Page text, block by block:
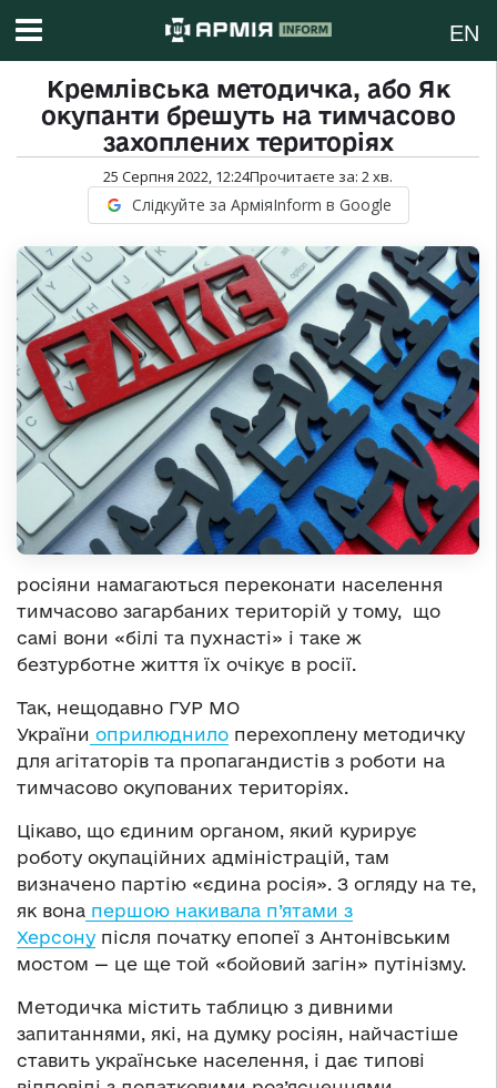
EN
Кремлівська методичка, або Як
окупанти брешуть на тимчасово
захоплених територіях
25 Серпня 2022, 12:24Прочитаєте за: 2хв.
Слідкуйте за АрміяInform в Google
росіяни намагаються переконати населення
тимчасово загарбаних територій у тому, що
самі вони «білі та пухнасті» і таке ж
безтурботне життя їх очікує в росії.
Так, нещодавно ГУР МО
України оприлюднило перехоплену методичку
для агітаторів та пропагандистів з роботи на
тимчасово окупованих територіях.
Цікаво, що єдиним органом, який курирує
роботу окупаційних адміністрацій, там
визначено партію «єдина росія». З огляду на те,
як вона першою накивала п’ятами з
Херсону після початку епопеї з Антонівським
мостом — це ще той «бойовий загін» путінізму.
Методичка містить таблицю з дивними
запитаннями, які, на думку росіян, найчастіше
ставить українське населення, і дає типові